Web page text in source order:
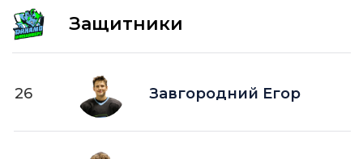
Защитники
26 Завгородний Егор